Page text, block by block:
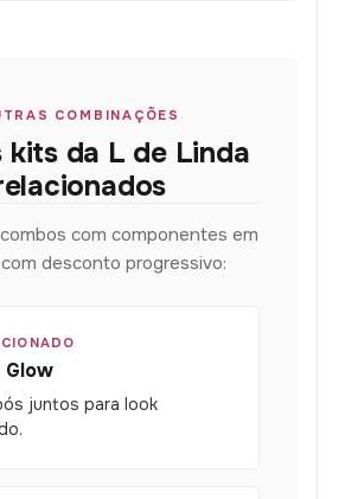
COMBINAÇÕES
kits da L de Linda
com componentes em
desconto progressivo:
juntos para look